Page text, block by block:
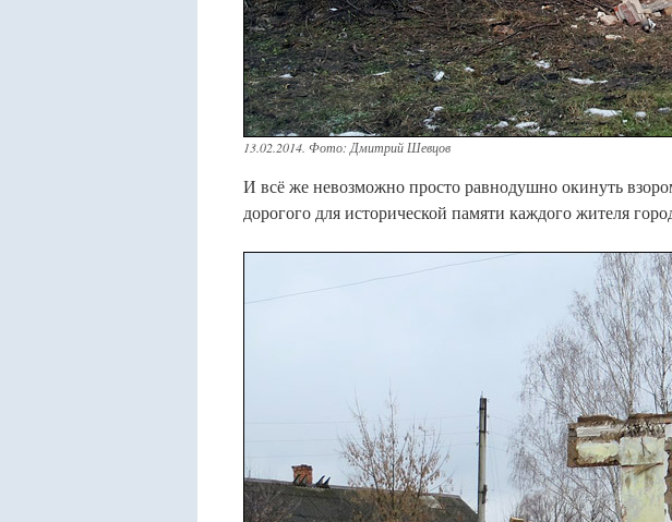
13.02.2014. Фото: Дмитрий Шевцов
И всё же невозможно просто равнодушно окинуть
дорогого для исторической памяти каждого жителя